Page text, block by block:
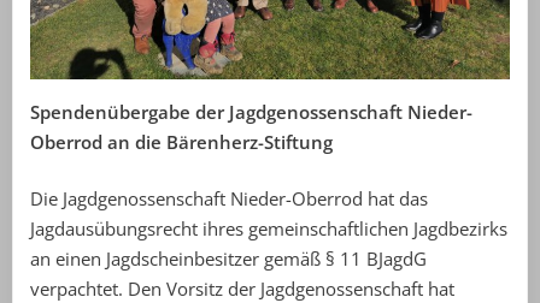
Spendenübergabe der Jagdgenossenschaft Nieder-
Oberrod an die Bärenherz-Stiftung
Die Jagdgenossenschaft Nieder-Oberrod hat das
Jagdausübungsrecht ihres gemeinschaftlichen Jagdbezirks
an einen Jagdscheinbesitzer gemäß § 11 BJagdG
verpachtet. Den Vorsitz der Jagdgenossenschaft hat